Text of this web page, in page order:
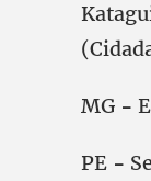
MG -
PE -